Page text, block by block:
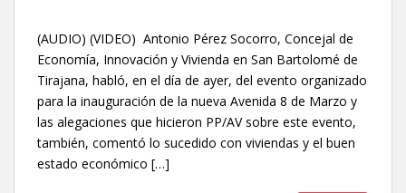
(AUDIO) (VIDEO) Antonio Pérez Socorro, Concejal de
Economía, Innovación y Vivienda en San Bartolomé de
Tirajana, habló, en el día de ayer, del evento organizado
para la inauguración de la nueva Avenida 8 de Marzo y
las alegaciones que hicieron PP/AV sobre este evento,
también, comentó lo sucedido con viviendas y el buen
estado económico […]